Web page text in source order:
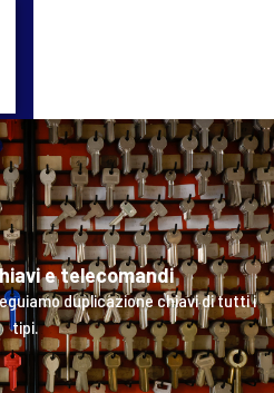
e telecomandi
duplicazione chiavi di tutti i
tipi.